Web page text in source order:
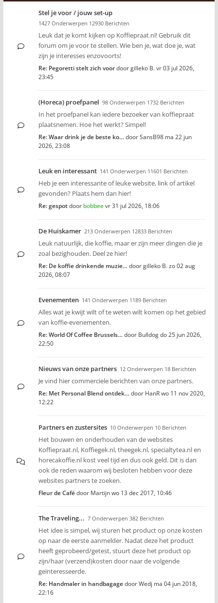
Stel je voor / jouw set-up
1427 Onderwerpen 12930 Berichten
Leuk dat je komt kijken op Koffiepraat.nl! Gebruik dit
forum om je voor te stellen. Wie ben je, wat doe je, wat
zijn je interesses enzovoorts!
Re: Pegoretti stelt zich voordoorgilleko B.vr 03 jul 2026,
23:45
(Horeca) proefpanel 98 Onderwerpen 1732 Berichten
In het proefpanel kan iedere bezoeker van koffiepraat
plaatsnemen. Hoe het werkt? Simpel!
Re: Waar drink je de beste ko… doorSansB98 ma 22 jun
2026, 23:08
Leuk en interessant 141 Onderwerpen 11601 Berichten
Heb je een interessante of leuke website, link of artikel
gevonden? Plaats hem dan hier!
Re: gespotdoor bobbeevr 31 jul 2026, 18:06
De Huiskamer 213 Onderwerpen 12833 Berichten
Leuk natuurlijk, die koffie, maar er zijn meer dingen die je
zoal bezighouden. Deel ze hier!
Re: De koffie drinkende muzie… doorgilleko B.zo 02 aug
2026, 08:07
Evenementen 141 Onderwerpen 1189 Berichten
Alles wat je kwijt wilt of te weten wilt komen op het gebied
van koffie-evenementen.
Re: World Of Coffee Brussels… door Bulldogdo 25 jun 2026,
22:50
Nieuws van onze partners 12 Onderwerpen 18 Berichten
Je vind hier commerciele berichten van onze partners.
Re: Met Personal Blend ontdek… door HanRwo 11 nov 2020,
12:22
Partners en zustersites 10 Onderwerpen 10 Berichten
Het bouwen en onderhouden van de websites
Koffiepraat.nl, Koffiegek.nl, theegek.nl, specialtytea.nl en
horecakoffie.nl kost veel tijd en dus ook geld. Dit is dan
ook de reden waarom wij besloten hebben voor deze
websites partners te zoeken.
Fleur de Cafédoor Martijnwo 13 dec 2017, 10:46
The Traveling... 7 Onderwerpen 382 Berichten
Het idee is simpel, wij sturen het product op onze kosten
op naar de eerste aanmelder. Nadat deze het product
heeft geprobeerd/getest, stuurt deze het product op
zijn/haar (verzend)kosten door naar de volgende
geïnteresseerde.
Re: Handmaler in handbagagedoorWedj ma 04 jun 2018,
22:16